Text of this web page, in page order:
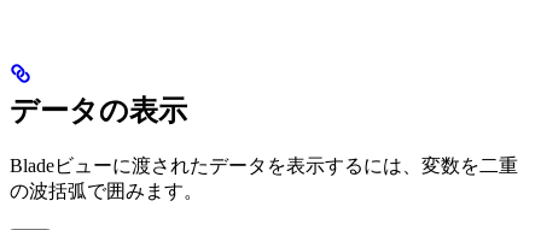
データの表示
Bladeビューに渡されたデータを表示するには、変数を二重
の波括弧で囲みます。